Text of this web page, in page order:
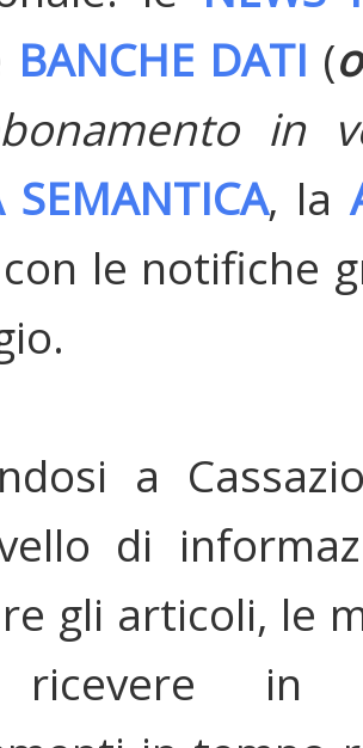
BANCHE DATI (
in
SEMANTICA, la
le notifiche
a
di
gli articoli, le
ricevere in